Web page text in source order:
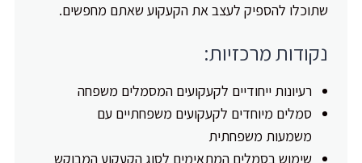
שתוכלו להספיק לעצב את הקעקוע שאתם מחפשים.
נקודות מרכזיות:
רעיונות ייחודיים לקעקועים המסמלים משפחה
סמלים מיוחדים לקעקועים משפחתיים עם
משמעות משפחתית
שימוש בסמלים המתאימים לסוג הקעקוע המבוקש